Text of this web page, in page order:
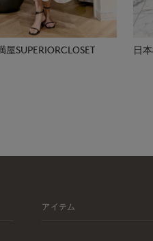
屋SUPERIORCLOSET
アイテム